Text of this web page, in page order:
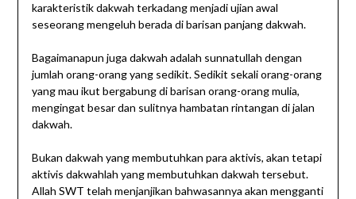
karakteristik dakwah terkadang menjadi ujian awal
seseorang mengeluh berada di barisan panjang dakwah.
Bagaimanapun juga dakwah adalah sunnatullah dengan
jumlah orang-orang yang sedikit. Sedikit sekali orang-orang
yang mau ikut bergabung di barisan orang-orang mulia,
mengingat besar dan sulitnya hambatan rintangan di jalan
dakwah.
Bukan dakwah yang membutuhkan para aktivis, akan tetapi
aktivis dakwahlah yang membutuhkan dakwah tersebut.
Allah SWT telah menjanjikan bahwasannya akan mengganti